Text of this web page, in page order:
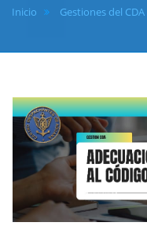
Inicio Gestiones del CDA